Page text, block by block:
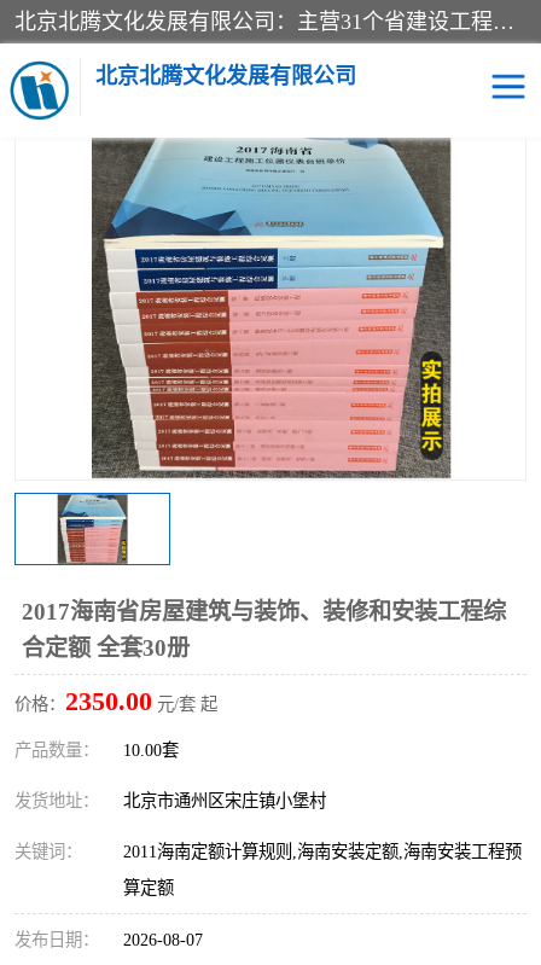
北京北腾文化发展有限公司：主营31个省建设工程预算书,工程预算软件,工程计价依据,工程造价定额,工程量清单计价定额,建设工程量消耗量定额,各行业工程预算定额,铁路定额,电力定额,矿山定额,*,黄金定额,钢铁企业检修定额,中石化安装检修定额,煤矿图书,医院书籍等.诚信的经营，在发展的同时公司不忘不断总结不断优化为客户的服务，和一如既往的热情赢得了新老客户的极高评价及青睐。
北京北腾文化发展有限公司
当前位置：首页>供应商机>海南省建设工程预算定额> 2017海南
省房屋建筑与装饰、装修和安装工程综合定额 全套30册
2017海南省房屋建筑与装饰、装修和安装工程综
合定额 全套30册
价格： 2350.00 元/套 起
产品数量： 10.00套
发货地址： 北京市通州区宋庄镇小堡村
关键词：
2011海南定额计算规则,海南安装定额,海南安装工程预
算定额
发布日期： 2026-08-07
医院图书
电力图书 煤矿图书
标准图书 铁路建设工程预算定额
电力行业工程预算定额 石油化工安装预算定额
新石油化工检修定额 石油化工概算定额数据
石油建设安装工程预算定
山东省工程预算定额
电网技改,拆除,检修定额 炼油化工计价依据定额
信息通信建设工程预算定
额
火力发电机组检修定额
湖北建设工程消耗量定额
煤炭建设工程预算定额 钢铁检修工程预算定额
黄金矿山工程预算定额 冶金工业矿山建设工程预
算定额2
冶金工业建设工程预算定 人防工程预算定额